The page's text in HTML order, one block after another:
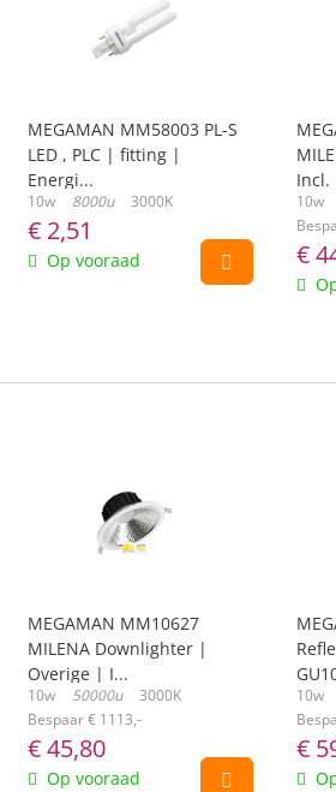
MEGAMAN MM58003 PL-S
LED , PLC | fitting |
Energi...
10w 8000u 3000K
€ 2,51
Op vooraad
Incl.
10w
€
MEGAMAN MM10627
MILENA Downlighter |
Overige | I...
10w 50000u
3000K
Bespaar € 1113,-
€45,80
Op vooraad
10w
€